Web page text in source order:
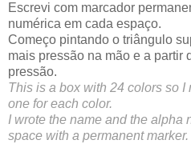
Escrevi com marcador
numérica em cada espaço.
Começo pintando o triângulo
mais pressão na mão e a partir
pressão.
This is a box with 24 colors so I
one for each color.
I wrote the name and the alpha
space with a permanent marker.